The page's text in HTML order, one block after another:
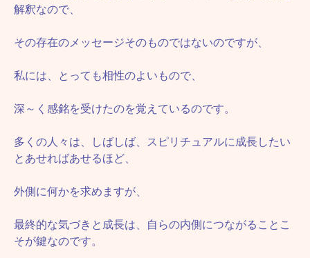
解釈なので、
その存在のメッセージそのものではないのですが、
私には、とっても相性のよいもので、
深～く感銘を受けたのを覚えているのです。
多くの人々は、しばしば、スピリチュアルに成長したい
とあせればあせるほど、
外側に何かを求めますが、
最終的な気づきと成長は、自らの内側につながることこ
そが鍵なのです。